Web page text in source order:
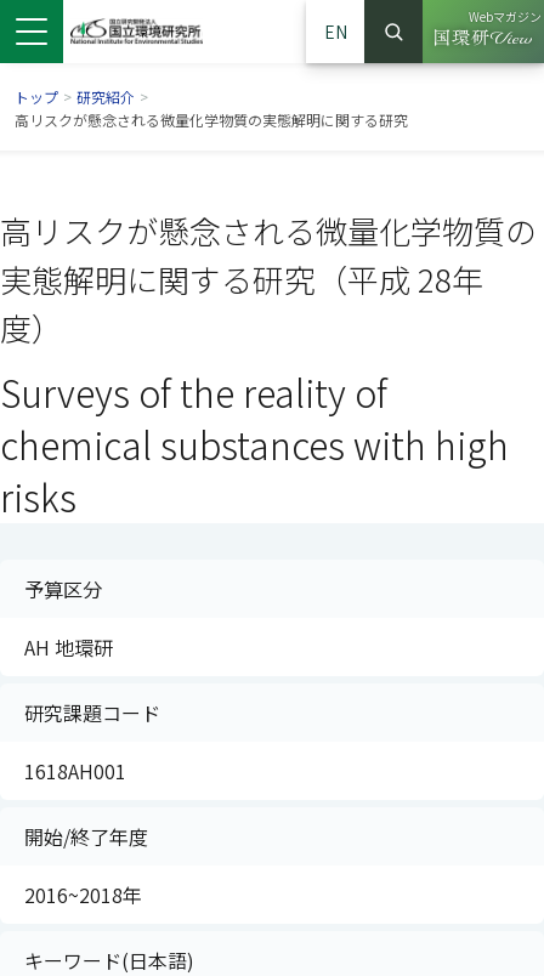
ウで開きます）
ンドウで開きます）
ウインドウで開きます）
EN
サイト内検索
検索
Webマガジン
（別ウイ
トップ > 研究紹介 >
高リスクが懸念される微量化学物質の実態解明に関する研究
高リスクが懸念される微量化学物質の
実態解明に関する研究（平成 28年
度）
Surveys of the reality of
chemical substances with high
risks
予算区分
AH 地環研
研究課題コード
1618AH001
開始/終了年度
2016~2018年
キーワード(日本語)